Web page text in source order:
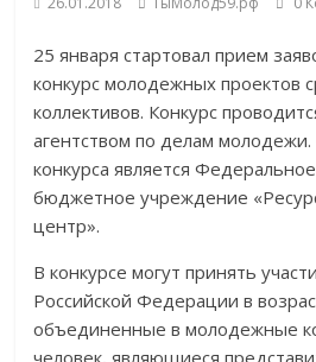
25 января стартовал прием
конкурс молодежных проектов
коллективов. Конкурс
агентством по делам
конкурса является
бюджетное учреждение
центр».
В конкурсе могут принять
Российской Федерации в
объединенные в молодежные